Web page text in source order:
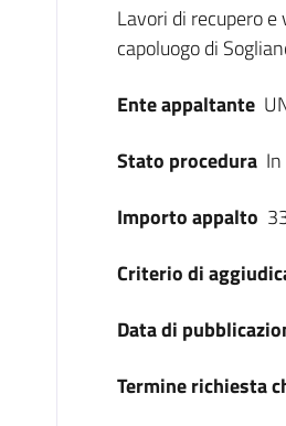
Dati del
Lavori di recupero
capoluogo di
Ente appaltante
Stato procedura
Importo appalto
Criterio di
Data di
Termine richiesta